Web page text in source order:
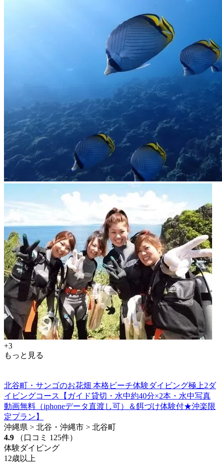
+3
もっと見る
北谷町・サンゴのお花畑 本格ビーチ体験ダイビング極上2ダ
イビングコース【ガイド貸切・水中約40分×2本・水中写真
動画無料（iphoneデータ直渡し可）＆餌づけ体験付★沖楽限
定プラン】
沖縄県 > 北谷・沖縄市 > 北谷町
4.9
（口コミ 125件）
体験ダイビング
12歳以上